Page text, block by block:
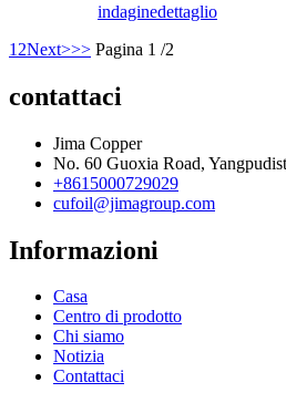
indaginedettaglio
1 2Next>>> Pagina 1 /2
contattaci
Jima Copper
No. 60 Guoxia Road,
+8615000729029
cufoil@jimagroup.com
Informazioni
Casa
Centro di prodotto
Chi siamo
Notizia
Contattaci